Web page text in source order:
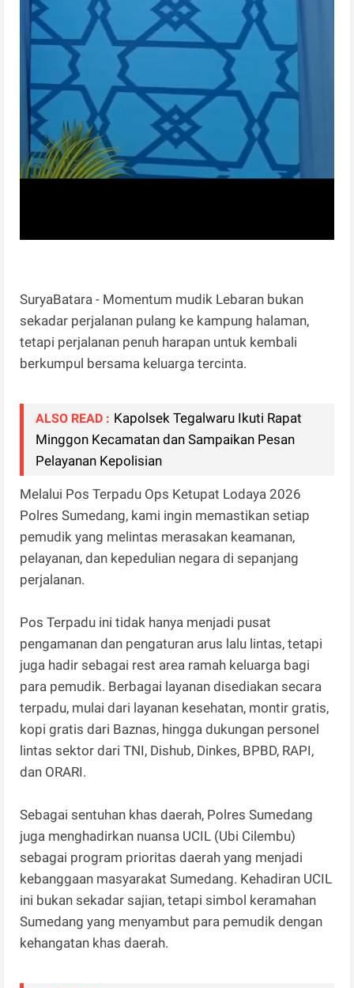
SuryaBatara - Momentum mudik Lebaran bukan
sekadar perjalanan pulang ke kampung halaman,
tetapi perjalanan penuh harapan untuk kembali
berkumpul bersama keluarga tercinta.
ALSO READ : Kapolsek Tegalwaru Ikuti Rapat
Minggon Kecamatan dan Sampaikan Pesan
Pelayanan Kepolisian
Melalui Pos Terpadu Ops Ketupat Lodaya 2026
Polres Sumedang, kami ingin memastikan setiap
pemudik yang melintas merasakan keamanan,
pelayanan, dan kepedulian negara di sepanjang
perjalanan.
Pos Terpadu ini tidak hanya menjadi pusat
pengamanan dan pengaturan arus lalu lintas, tetapi
juga hadir sebagai rest area ramah keluarga bagi
para pemudik. Berbagai layanan disediakan secara
terpadu, mulai dari layanan kesehatan, montir gratis,
kopi gratis dari Baznas, hingga dukungan personel
lintas sektor dari TNI, Dishub, Dinkes, BPBD, RAPI,
dan ORARI.
Sebagai sentuhan khas daerah, Polres Sumedang
juga menghadirkan nuansa UCIL (Ubi Cilembu)
sebagai program prioritas daerah yang menjadi
kebanggaan masyarakat Sumedang. Kehadiran UCIL
ini bukan sekadar sajian, tetapi simbol keramahan
Sumedang yang menyambut para pemudik dengan
kehangatan khas daerah.